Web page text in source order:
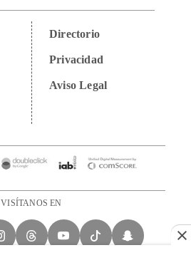
Directorio
Privacidad
Aviso Legal
VISÍTANOS EN